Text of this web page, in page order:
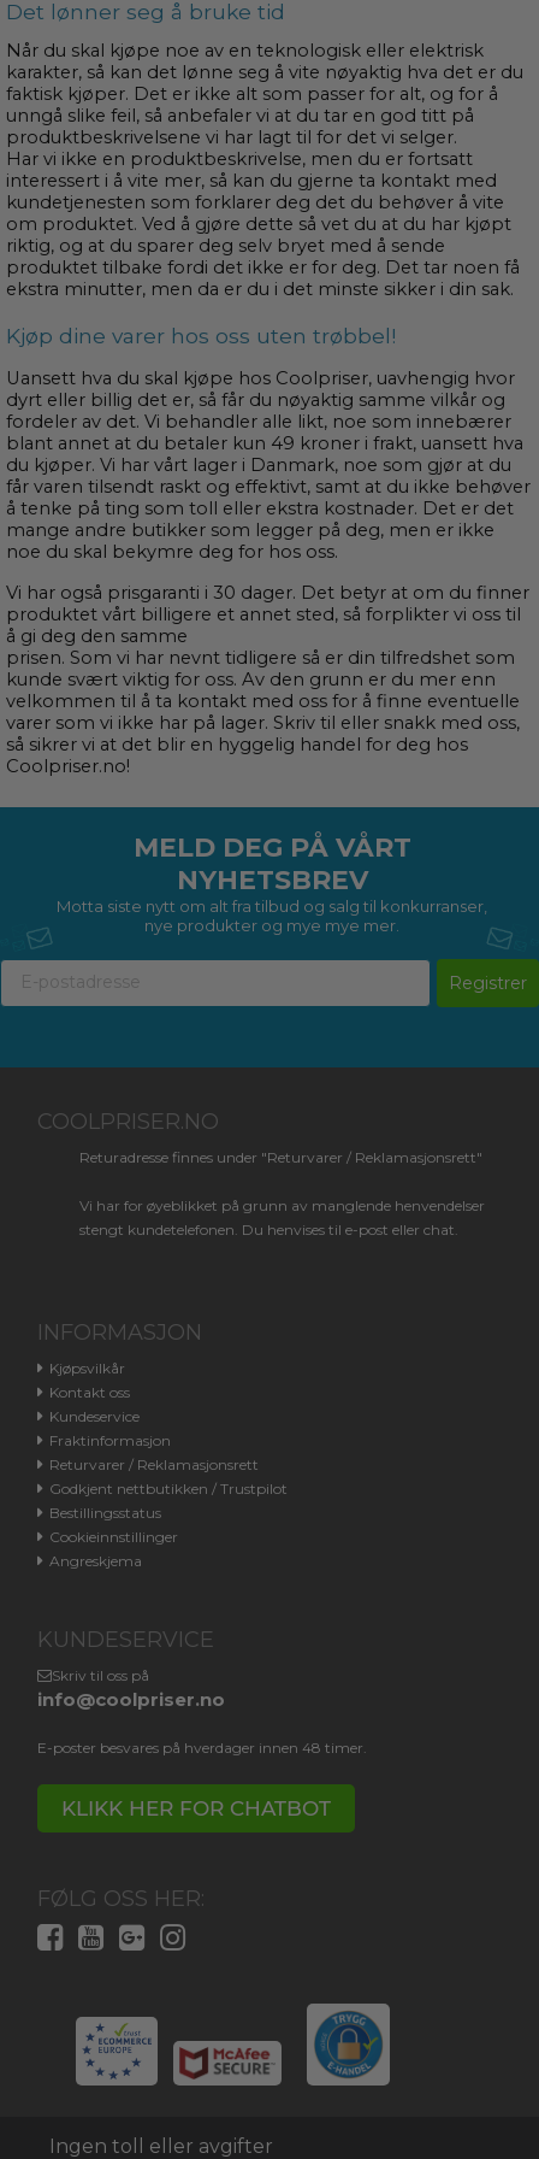
Det lønner seg å bruke tid
Når du skal kjøpe noe av en teknologisk eller elektrisk
karakter, så kan det lønne seg å vite nøyaktig hva det er du
faktisk kjøper. Det er ikke alt som passer for alt, og for å
unngå slike feil, så anbefaler vi at du tar en god titt på
produktbeskrivelsene vi har lagt til for det vi selger.
Har vi ikke en produktbeskrivelse, men du er fortsatt
interessert i å vite mer, så kan du gjerne ta kontakt med
kundetjenesten som forklarer deg det du behøver å vite
om produktet. Ved å gjøre dette så vet du at du har kjøpt
riktig, og at du sparer deg selv bryet med å sende
produktet tilbake fordi det ikke er for deg. Det tar noen få
ekstra minutter, men da er du i det minste sikker i din sak.
Kjøp dine varer hos oss uten trøbbel!
Uansett hva du skal kjøpe hos Coolpriser, uavhengig hvor
dyrt eller billig det er, så får du nøyaktig samme vilkår og
fordeler av det. Vi behandler alle likt, noe som innebærer
blant annet at du betaler kun 49 kroner i frakt, uansett hva
du kjøper. Vi har vårt lager i Danmark, noe som gjør at du
får varen tilsendt raskt og effektivt, samt at du ikke behøver
å tenke på ting som toll eller ekstra kostnader. Det er det
mange andre butikker som legger på deg, men er ikke
noe du skal bekymre deg for hos oss.
Vi har også prisgaranti i 30 dager. Det betyr at om du finner
produktet vårt billigere et annet sted, så forplikter vi oss til
å gi deg den samme
prisen. Som vi har nevnt tidligere så er din tilfredshet som
kunde svært viktig for oss. Av den grunn er du mer enn
velkommen til å ta kontakt med oss for å finne eventuelle
varer som vi ikke har på lager. Skriv til eller snakk med oss,
så sikrer vi at det blir en hyggelig handel for deg hos
Coolpriser.no!
MELD DEG PÅ VÅRT
NYHETSBREV
Motta siste nytt om alt fra tilbud og salg til konkurranser,
nye produkter og mye mye mer.
Registrer
COOLPRISER.NO
Returadresse finnes under "Returvarer / Reklamasjonsrett"
Vi har for øyeblikket på grunn av manglende henvendelser
stengt kundetelefonen. Du henvises til e-post eller chat.
INFORMASJON
Kjøpsvilkår
Kontakt oss
Kundeservice
Fraktinformasjon
Returvarer / Reklamasjonsrett
Godkjent nettbutikken / Trustpilot
Bestillingsstatus
Cookieinnstillinger
Angreskjema
KUNDESERVICE
Skriv til oss på
info@coolpriser.no
E-poster besvares på hverdager innen 48 timer.
KLIKK HER FOR CHATBOT
FØLG OSS HER:
Ingen toll eller avgifter